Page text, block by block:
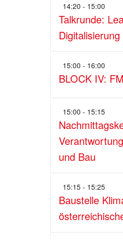
14:20 - 15:00
Talkrunde:
Digitalisierung
15:00 - 16:00
BLOCK IV:
15:00 - 15:15
und Bau
15:15 - 15:25
Baustelle